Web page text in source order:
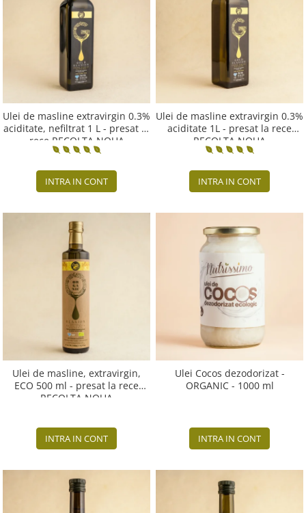
CREME ȘI PASTE TARTINABILE
CONDIMENTE
CEAIURI GRECEȘTI
CIOCOLATĂ ȘI CACAO
HEALTHY SNACKS
SUPERALIMENTE
LACTATE
PRODUSE ECO / ORGANICE
PRODUSE ROMÂNEȘTI
COSMETICE
REMEDII NATURISTE
TOATE PRODUSELE
Ulei de masline extravirgin 0.3%
aciditate, nefiltrat 1 L - presat la
rece RECOLTA NOUA
INTRA IN CONT
Ulei de masline extravirgin 0.3%
aciditate 1L - presat la rece
RECOLTA NOUA
INTRA IN CONT
Ulei de masline, extravirgin,
ECO 500 ml - presat la rece
RECOLTA NOUA
INTRA IN CONT
Ulei Cocos dezodorizat -
ORGANIC - 1000 ml
INTRA IN CONT